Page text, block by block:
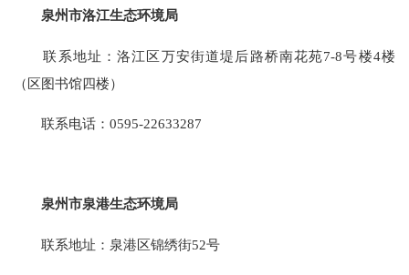
泉州市洛江生态环境局
联系地址：洛江区万安街道堤后路桥南花苑7-8号楼4楼
（区图书馆四楼）
联系电话：0595-22633287
泉州市泉港生态环境局
联系地址：泉港区锦绣街52号